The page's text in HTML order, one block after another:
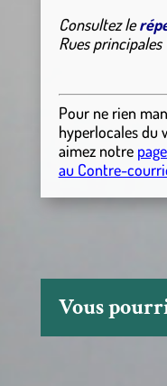
Consultez le
Rues principales
Pour ne rien
hyperlocalesdu
aimez notre
au Contre-
Vous